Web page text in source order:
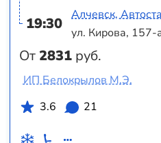
19:30
От2831 руб.
Алчевск,
ул. Кирова, 157-
ИП Белокрылов М.Э.
3.6
21